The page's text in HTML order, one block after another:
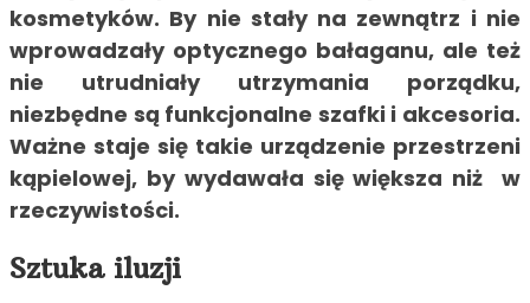
kosmetyków. By nie stały na zewnątrz i nie
wprowadzały optycznego bałaganu, ale też
nie utrudniały utrzymania porządku,
niezbędne są funkcjonalne szafki i akcesoria.
Ważne staje się takie urządzenie przestrzeni
kąpielowej, by wydawała się większa niż w
rzeczywistości.
Sztuka iluzji